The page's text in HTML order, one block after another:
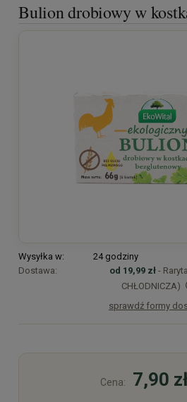
Bulion drobiowy w
Wysyłka w:
24 godziny
Dostawa:
od 19,99 zł -
CHŁODNICZA)
Cena nie zawiera ewentualnych
sprawdź formy
Cena: 7,90